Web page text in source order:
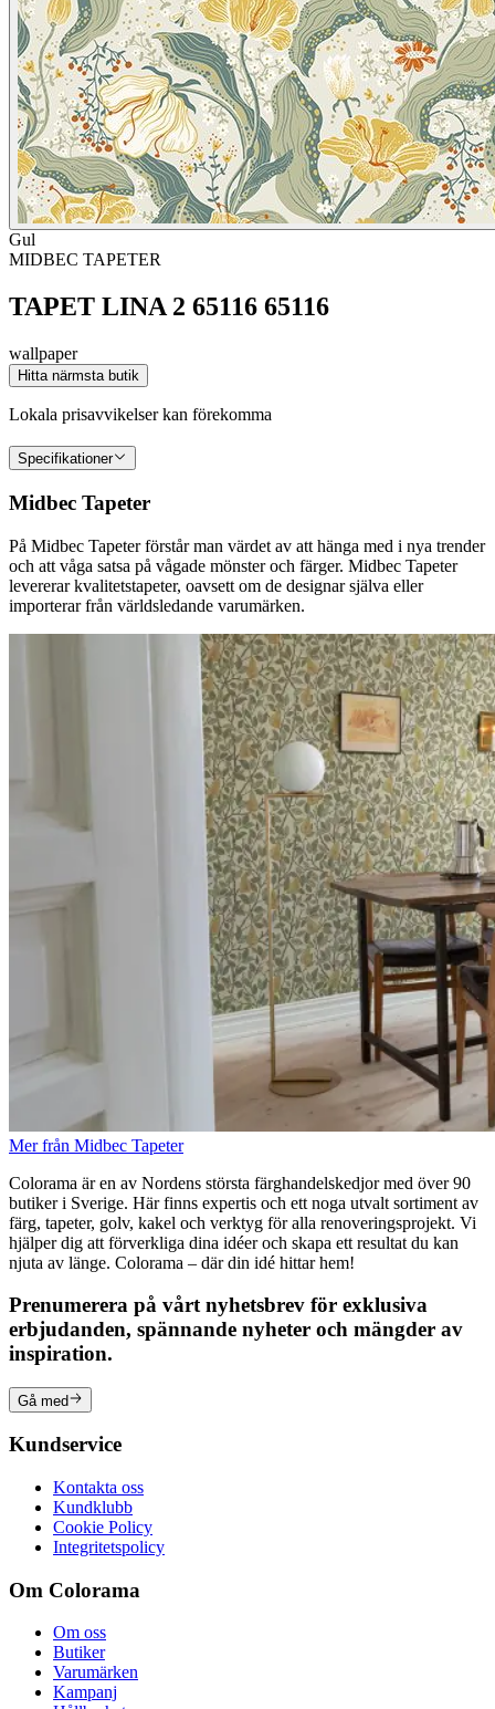
Gul
MIDBEC TAPETER
TAPET LINA 2 65116 65116
wallpaper
Hitta närmsta butik
Lokala prisavvikelser kan förekomma
Specifikationer
Midbec Tapeter
På Midbec Tapeter förstår man värdet av att hänga med i nya trender
och att våga satsa på vågade mönster och färger. Midbec Tapeter
levererar kvalitetstapeter, oavsett om de designar själva eller
importerar från världsledande varumärken.
Mer från Midbec Tapeter
Colorama är en av Nordens största färghandelskedjor med över 90
butiker i Sverige. Här finns expertis och ett noga utvalt sortiment av
färg, tapeter, golv, kakel och verktyg för alla renoveringsprojekt. Vi
hjälper dig att förverkliga dina idéer och skapa ett resultat du kan
njuta av länge. Colorama – där din idé hittar hem!
Prenumerera på vårt nyhetsbrev för exklusiva
erbjudanden, spännande nyheter och mängder av
inspiration.
Gå med
Kundservice
Kontakta oss
Kundklubb
Cookie Policy
Integritetspolicy
Om Colorama
Om oss
Butiker
Varumärken
Kampanj